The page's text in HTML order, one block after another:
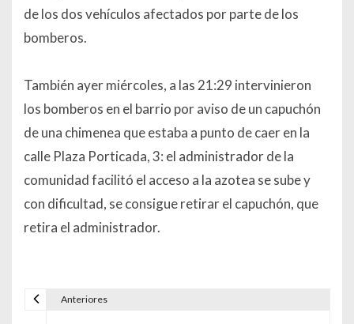
de los dos vehículos afectados por parte de los
bomberos.
También ayer miércoles, a las 21:29 intervinieron
los bomberos en el barrio por aviso de un capuchón
de una chimenea que estaba a punto de caer en la
calle Plaza Porticada, 3: el administrador de la
comunidad facilitó el acceso a la azotea se sube y
con dificultad, se consigue retirar el capuchón, que
retira el administrador.
Anteriores